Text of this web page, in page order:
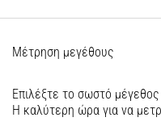
ευκιννησία
τις
κατεύθυνσης.
Πώς
εκτελείται
Μέτρηση μεγέθους
Επιλέξτε το σωστό
Η καλύτερη ώρα για να